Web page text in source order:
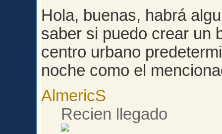
Hola, buenas, habrá
saber si puedo crear un
centro urbano
noche como el
AlmericS
Recien llegado